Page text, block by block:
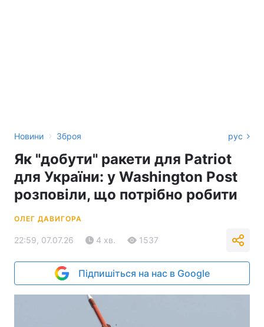
Новини › Зброя рус
Як "добути" ракети для Patriot
для України: у Washington Post
розповіли, що потрібно робити
ОЛЕГ ДАВИГОРА
22:59, 07.07.26 4 хв. 1537
Підпишіться на нас в Google